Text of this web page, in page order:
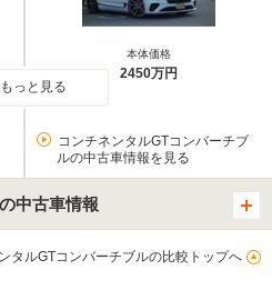
本体価格
2450万円
もっと見る
コンチネンタルGTコンバーチブ
ルの中古車情報を見る
中古車情報
タルGTコンバーチブルの比較トップへ